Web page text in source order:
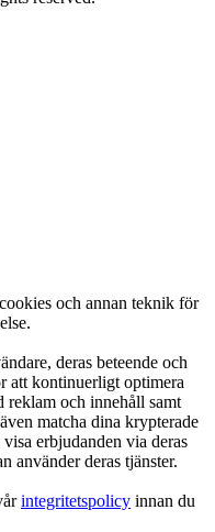
och annan teknik för
deras beteende och
att kontinuerligt optimera
reklam och innehåll samt
matcha dina krypterade
erbjudanden via deras
använder deras tjänster.
integritetspolicy innan du